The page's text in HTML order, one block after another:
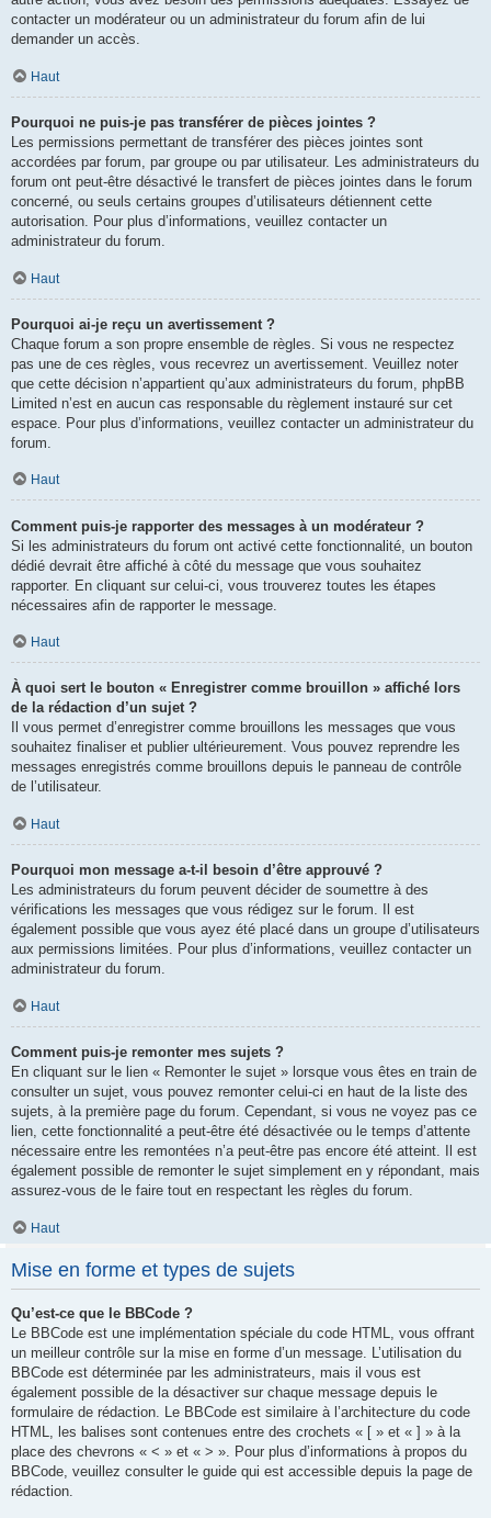
contacter un modérateur ou un administrateur du forum afin de lui
demander un accès.
Haut
Pourquoi ne puis-je pas transférer de pièces jointes ?
Les permissions permettant de transférer des pièces jointes sont
accordées par forum, par groupe ou par utilisateur. Les administrateurs du
forum ont peut-être désactivé le transfert de pièces jointes dans le forum
concerné, ou seuls certains groupes d’utilisateurs détiennent cette
autorisation. Pour plus d’informations, veuillez contacter un
administrateur du forum.
Haut
Pourquoi ai-je reçu un avertissement ?
Chaque forum a son propre ensemble de règles. Si vous ne respectez
pas une de ces règles, vous recevrez un avertissement. Veuillez noter
que cette décision n’appartient qu’aux administrateurs du forum, phpBB
Limited n’est en aucun cas responsable du règlement instauré sur cet
espace. Pour plus d’informations, veuillez contacter un administrateur du
forum.
Haut
Comment puis-je rapporter des messages à un modérateur ?
Si les administrateurs du forum ont activé cette fonctionnalité, un bouton
dédié devrait être affiché à côté du message que vous souhaitez
rapporter. En cliquant sur celui-ci, vous trouverez toutes les étapes
nécessaires afin de rapporter le message.
Haut
À quoi sert le bouton « Enregistrer comme brouillon » affiché lors
de la rédaction d’un sujet ?
Il vous permet d’enregistrer comme brouillons les messages que vous
souhaitez finaliser et publier ultérieurement. Vous pouvez reprendre les
messages enregistrés comme brouillons depuis le panneau de contrôle
de l’utilisateur.
Haut
Pourquoi mon message a-t-il besoin d’être approuvé ?
Les administrateurs du forum peuvent décider de soumettre à des
vérifications les messages que vous rédigez sur le forum. Il est
également possible que vous ayez été placé dans un groupe d’utilisateurs
aux permissions limitées. Pour plus d’informations, veuillez contacter un
administrateur du forum.
Haut
Comment puis-je remonter mes sujets ?
En cliquant sur le lien « Remonter le sujet » lorsque vous êtes en train de
consulter un sujet, vous pouvez remonter celui-ci en haut de la liste des
sujets, à la première page du forum. Cependant, si vous ne voyez pas ce
lien, cette fonctionnalité a peut-être été désactivée ou le temps d’attente
nécessaire entre les remontées n’a peut-être pas encore été atteint. Il est
également possible de remonter le sujet simplement en y répondant, mais
assurez-vous de le faire tout en respectant les règles du forum.
Haut
Mise en forme et types de sujets
Qu’est-ce que le BBCode ?
Le BBCode est une implémentation spéciale du code HTML, vous offrant
un meilleur contrôle sur la mise en forme d’un message. L’utilisation du
BBCode est déterminée par les administrateurs, mais il vous est
également possible de la désactiver sur chaque message depuis le
formulaire de rédaction. Le BBCode est similaire à l’architecture du code
HTML, les balises sont contenues entre des crochets « [ » et « ] » à la
place des chevrons « < » et « > ». Pour plus d’informations à propos du
BBCode, veuillez consulter le guide qui est accessible depuis la page de
rédaction.